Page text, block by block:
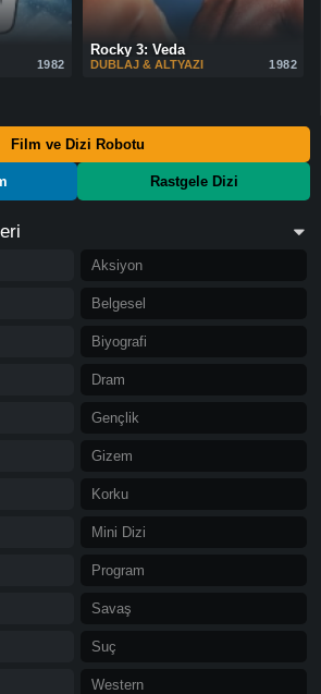
1982
Rocky 3: Veda
1982
DUBLAJ & ALTYAZI
Film ve Dizi Robotu
Rastgele Dizi
Aksiyon
Belgesel
Biyografi
Dram
Gençlik
Gizem
Korku
Mini Dizi
Program
Savaş
Suç
Western